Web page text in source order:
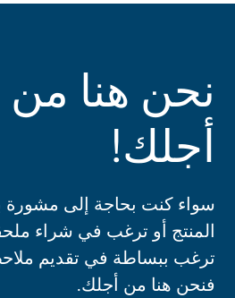
نحن هنا من
أجلك!
سواء كنت بحاجة إلى مشورة
المنتج أو ترغب في شراء
ترغب ببساطة في تقديم
فنحن هنا من أجلك.